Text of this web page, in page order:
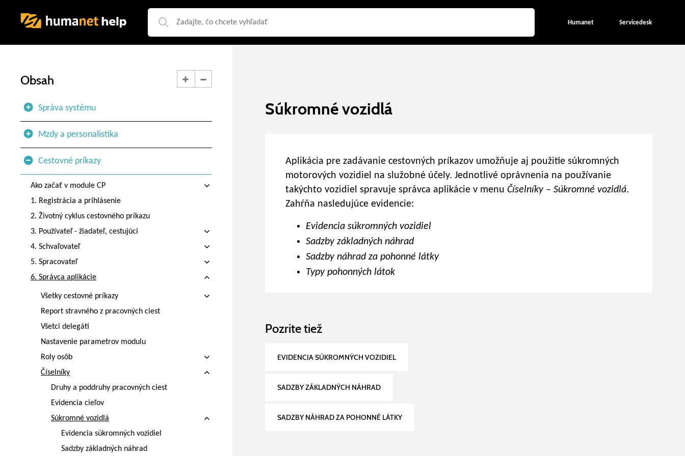
Humanet Servicedesk
Obsah
Správa systému
Mzdy a personalistika
Cestovné príkazy
Ako začať v module CP
1. Registrácia a prihlásenie
2. Životný cyklus cestovného príkazu
3. Používateľ - žiadateľ, cestujúci
4. Schvaľovateľ
5. Spracovateľ
6. Správca aplikácie
Všetky cestovné príkazy
Report stravného z pracovných ciest
Všetci delegáti
Nastavenie parametrov modulu
Roly osôb
Číselníky
Druhy a poddruhy pracovných ciest
Evidencia cieľov
Súkromné vozidlá
Evidencia súkromných vozidiel
Sadzby základných náhrad
Súkromné vozidlá
Aplikácia pre zadávanie cestovných príkazov umožňuje aj použitie súkromných
motorových vozidiel na služobné účely. Jednotlivé oprávnenia na používanie
takýchto vozidiel spravuje správca aplikácie v menu Číselníky – Súkromné vozidlá.
Zahŕňa nasledujúce evidencie:
Evidencia súkromných vozidiel
Sadzby základných náhrad
Sadzby náhrad za pohonné látky
Typy pohonných látok
Pozrite tiež
EVIDENCIA SÚKROMNÝCH VOZIDIEL
SADZBY ZÁKLADNÝCH NÁHRAD
SADZBY NÁHRAD ZA POHONNÉ LÁTKY